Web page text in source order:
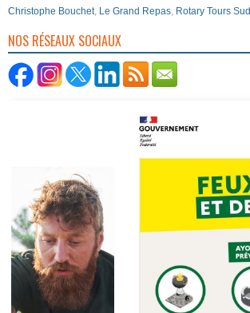
Christophe Bouchet, Le Grand Repas, Rotary Tours Sud
NOS RÉSEAUX SOCIAUX